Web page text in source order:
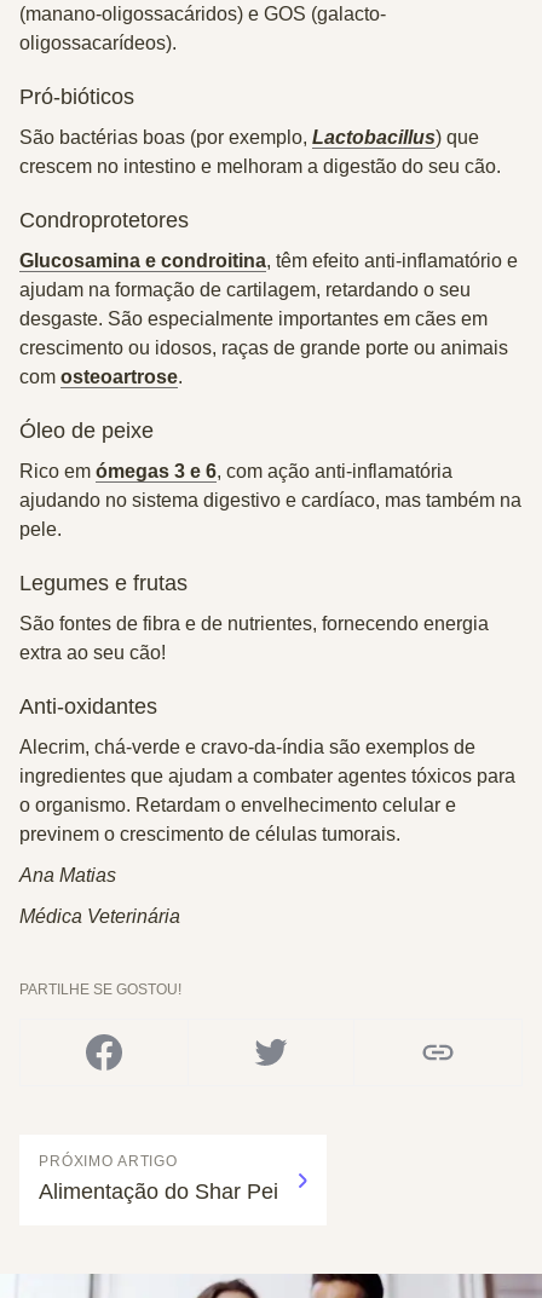
(manano-oligossacáridos) e GOS (galacto-
oligossacarídeos).
Pró-bióticos
São bactérias boas (por exemplo, Lactobacillus) que
crescem no intestino e melhoram a digestão do seu cão.
Condroprotetores
Glucosamina e condroitina, têm efeito anti-inflamatório e
ajudam na formação de cartilagem, retardando o seu
desgaste. São especialmente importantes em cães em
crescimento ou idosos, raças de grande porte ou animais
com osteoartrose.
Óleo de peixe
Rico em ómegas 3 e 6, com ação anti-inflamatória
ajudando no sistema digestivo e cardíaco, mas também na
pele.
Legumes e frutas
São fontes de fibra e de nutrientes, fornecendo energia
extra ao seu cão!
Anti-oxidantes
Alecrim, chá-verde e cravo-da-índia são exemplos de
ingredientes que ajudam a combater agentes tóxicos para
o organismo. Retardam o envelhecimento celular e
previnem o crescimento de células tumorais.
Ana Matias
Médica Veterinária
PARTILHE SE GOSTOU!
PRÓXIMO ARTIGO
Alimentação do Shar Pei